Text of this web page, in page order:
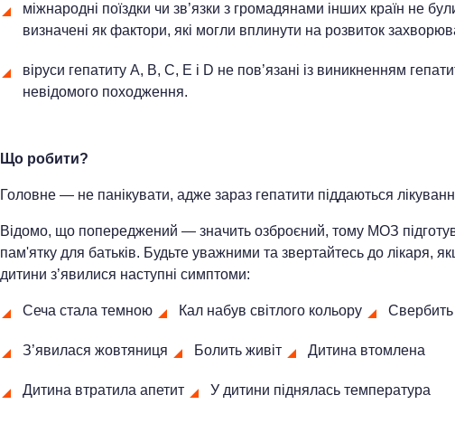
міжнародні поїздки чи зв’язки з громадянами інших країн не
визначені як фактори, які могли вплинути на розвиток
віруси гепатиту A, B, C, E і D не пов’язані із виникненням
невідомого походження.
Що робити?
Головне — не панікувати, адже зараз гепатити піддаються
Відомо, що попереджений — значить озброєний, тому МОЗ
пам'ятку для батьків. Будьте уважними та звертайтесь до лікаря,
дитини з’явилися наступні симптоми:
Сеча стала темною Кал набув світлого кольору Свербить
З’явилася жовтяниця Болить живіт Дитина втомлена
Дитина втратила апетит У дитини піднялась температура